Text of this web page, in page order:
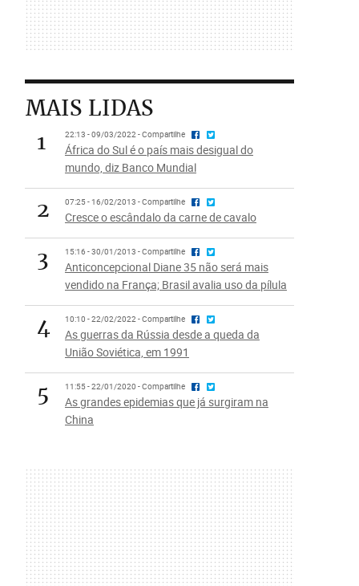
MAIS LIDAS
1
22:13 - 09/03/2022 - Compartilhe
África do Sul é o país mais desigual do
mundo, diz Banco Mundial
2 07:25 - 16/02/2013 - Compartilhe
Cresce o escândalo da carne de cavalo
3 15:16 - 30/01/2013 - Compartilhe
Anticoncepcional Diane 35 não será mais
vendido na França; Brasil avalia uso da pílula
4 10:10 - 22/02/2022 - Compartilhe
As guerras da Rússia desde a queda da
União Soviética, em 1991
5 11:55 - 22/01/2020 - Compartilhe
As grandes epidemias que já surgiram na
China